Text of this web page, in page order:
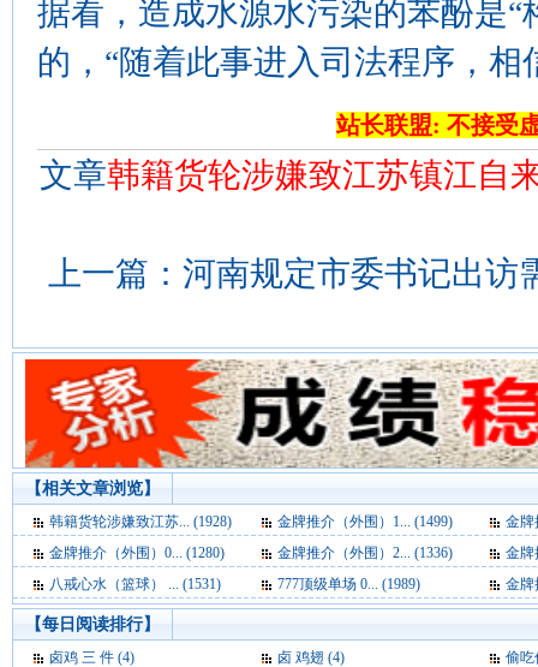
据看，造成水源水污染的苯酚是
的，“随着此事进入司法程序，
站长联盟: 不接受
文章韩籍货轮涉嫌致江苏镇江自
上一篇： 河南规定市委书记出访
【相关文章浏览】
韩籍货轮涉嫌致江苏... (1928) 金牌推介（外围）1... (1499)
金牌
金牌推介（外围）0... (1280)
金牌推介（外围）2... (1336)
金牌
八戒心水（篮球） ... (1531)
777顶级单场 0... (1989) 金牌
【每日阅读排行】
卤鸡 三 件 (4) 卤 鸡翅 (4)
偷吃